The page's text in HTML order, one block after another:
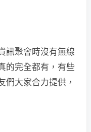
訊聚會時沒有無線
的完全都有，有些
們大家合力提供，